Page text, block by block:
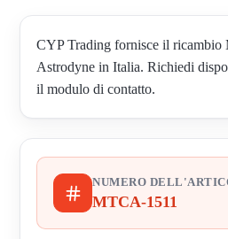
CYP Trading fornisce il
Astrodyne in Italia. Richiedi
il modulo di contatto.
NUMERO
MTCA-1511